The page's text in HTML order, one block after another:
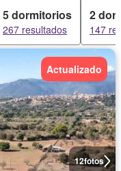
5 dormitorios
267 resultados
2
147
12fotos
Actualizado